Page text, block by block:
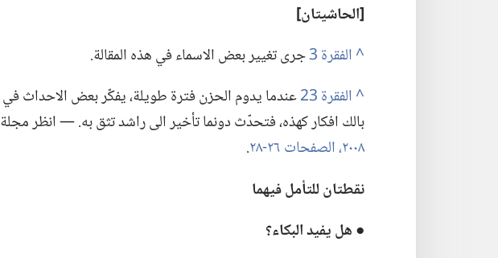
‏[الحاشيتان]‏
^
جرى تغيير بعض الاسماء في هذه المقالة.‏
^
عندما يدوم الحزن فترة طويلة،‏ يفكّر بعض الاحداث
بالك افكار كهذه،‏ فتحدّث دونما تأخير الى راشد تثق به.‏ —‏ انظر
٢٠٠٨،‏ الصفحات ٢٦-‏٢٨
‏.‏
نقطتان للتأمل فيهما
●هل يفيد البكاء؟‏